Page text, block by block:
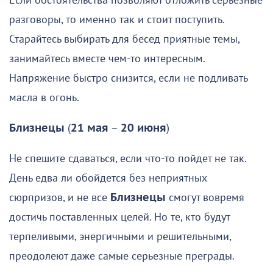
разговоры, то именно так и стоит поступить.
Старайтесь выбирать для бесед приятные темы,
занимайтесь вместе чем-то интересным.
Напряжение быстро снизится, если не подливать
масла в огонь.
Близнецы (21 мая – 20 июня)
Не спешите сдаваться, если что-то пойдет не так.
День едва ли обойдется без неприятных
сюрпризов, и не все Близнецы смогут вовремя
достичь поставленных целей. Но те, кто будут
терпеливыми, энергичными и решительными,
преодолеют даже самые серьезные преграды.